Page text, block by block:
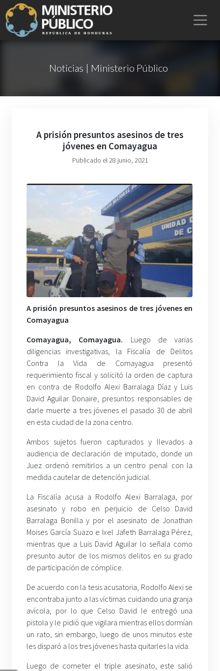
Noticias | Ministerio Público
A prisión presuntos asesinos de tres
jóvenes en Comayagua
Publicado el 28 junio, 2021
A prisión presuntos asesinos de tres jóvenes en
Comayagua
Comayagua, Comayagua. Luego de varias
diligencias investigativas, la Fiscalía de Delitos
Contra la Vida de Comayagua presentó
requerimiento fiscal y solicitó la orden de captura
en contra de Rodolfo Alexi Barralaga Díaz y Luis
David Aguilar Donaire, presuntos responsables de
darle muerte a tres jóvenes el pasado 30 de abril
en esta ciudad de la zona centro.
Ambos sujetos fueron capturados y llevados a
audiencia de declaración de imputado, donde un
Juez ordenó remitirlos a un centro penal con la
medida cautelar de detención judicial.
La Fiscalía acusa a Rodolfo Alexi Barralaga, por
asesinato y robo en perjuicio de Celso David
Barralaga Bonilla y por el asesinato de Jonathan
Moises García Suazo e Ixel Jafeth Barralaga Pérez,
mientras que a Luis David Aguilar lo señala como
presunto autor de los mismos delitos en su grado
de participación de cómplice.
De acuerdo con la tesis acusatoria, Rodolfo Alexi se
encontraba junto a las víctimas cuidando una granja
avícola, por lo que Celso David le entregó una
pistola y le pidió que vigilara mientras ellos dormían
un rato, sin embargo, luego de unos minutos este
les disparó a los tres jóvenes hasta quitarles la vida.
Luego de cometer el triple asesinato, este salió